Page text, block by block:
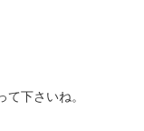
て下さいね。